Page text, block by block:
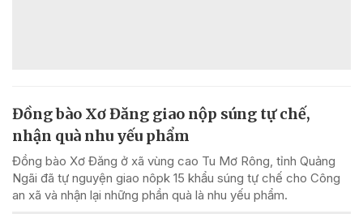
Đồng bào Xơ Đăng giao nộp súng tự chế,
nhận quà nhu yếu phẩm
Đồng bào Xơ Đăng ở xã vùng cao Tu Mơ Rông, tỉnh Quảng
Ngãi đã tự nguyện giao nôpk 15 khẩu súng tự chế cho Công
an xã và nhận lại những phần quà là nhu yếu phẩm.